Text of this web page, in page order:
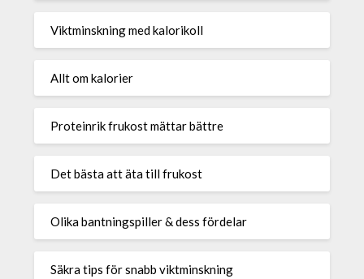
Viktminskning med kalorikoll
Allt om kalorier
Proteinrik frukost mättar bättre
Det bästa att äta till frukost
Olika bantningspiller & dess fördelar
Säkra tips för snabb viktminskning